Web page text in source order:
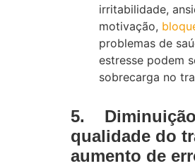
irritabilidade,
motivação,
problemas de
estresse podem
sobrecarga no
5.
qualidade do
aumento de